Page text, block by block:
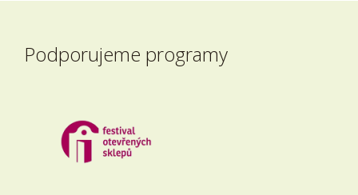
Podporujeme programy